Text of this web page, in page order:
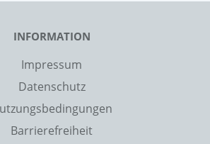
INFORMATION
Impressum
Datenschutz
Barrierefreiheit